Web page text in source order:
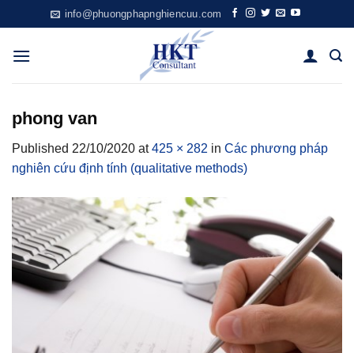
to
content
info@phuongphapnghiencuu.com
phong van
Published 22/10/2020 at425 × 282 in Các phương pháp
nghiên cứu định tính (qualitative methods)